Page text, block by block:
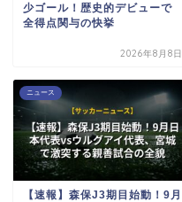
少ゴール！歴史的デビューで
全得点関与の快挙
2026年8月8日
ニュース
【速報】森保J3期目始動！9月